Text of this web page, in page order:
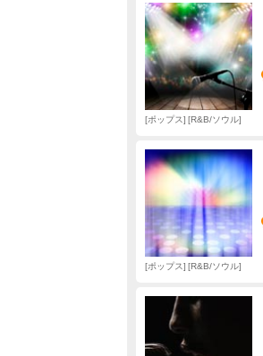
ポップス R&B/ソウル
ポップス R&B/ソウル